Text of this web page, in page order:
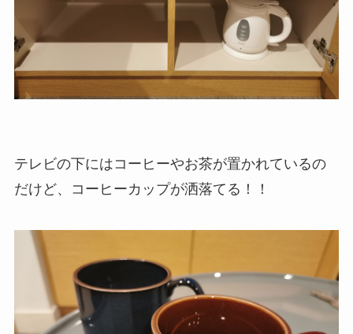
テレビの下にはコーヒーやお茶が置かれているの
だけど、コーヒーカップが洒落てる！！